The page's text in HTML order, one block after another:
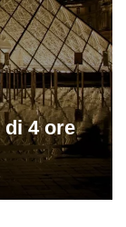
4 ore